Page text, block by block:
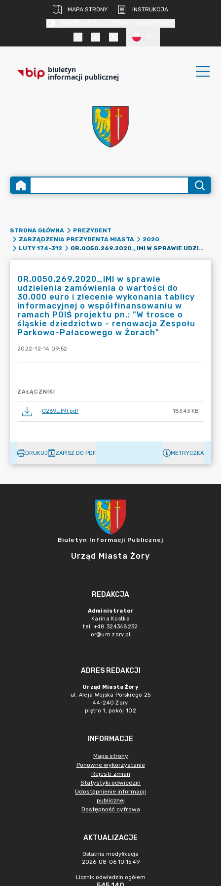
MAPA STRONY
INSTRUKCJA
biuletyn
informacji publicznej
STRONA GŁÓWNA
PREZYDENT
ZARZĄDZENIA PREZYDENTA MIASTA
2020
LUTY 174-312
OR.0050.269.2020_IMI W SPRAWIE UDZIELENIA ZAMÓWIENIA O WARTOŚCI DO 30.000 EURO I ZLECENIE WYKONANIA TABLICY INFORMACYJNEJ O WSPÓŁFINANSOWANIU W RAMACH POIŚ PROJEKTU PN.: "W TROSCE O ŚLĄSKIE DZIEDZICTWO - RENOWACJA ZESPOŁU PARKOWO-PAŁACOWEGO W ŻORACH"
OR.0050.269.2020_IMI w sprawie
udzielenia zamówienia o wartości do
30.000 euro i zlecenie wykonania tablicy
informacyjnej o współfinansowaniu w
ramach POIŚ projektu pn.: "W trosce o
śląskie dziedzictwo - renowacja Zespołu
Parkowo-Pałacowego w Żorach"
2022-12-14 09:52
ZAŁĄCZNIKI
0269_IMI.pdf 183.43 KB
DRUKUJ ZAPISZ DO PDF METRYCZKA
Biuletyn Informacji Publicznej
Urząd Miasta Żory
REDAKCJA
Administrator
Karina Kostka
tel. +48 324348232
or@um.zory.pl
ADRES REDAKCJI
Urząd Miasta Żory
ul. Aleja Wojska Polskiego 25
44-240 Żory
piętro 1, pokój 102
INFORMACJE
Mapa strony
Ponowne wykorzystanie
Rejestr zmian
Statystyki odwiedzin
Udostępnienie informacji
publicznej
Dostępność cyfrowa
AKTUALIZACJE
Ostatnia modyfikacja
2026-08-06 10:15:49
Licznik odwiedzin ogółem